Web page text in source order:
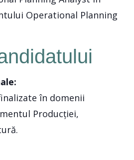
Operational Planning
în domenii
Producției,